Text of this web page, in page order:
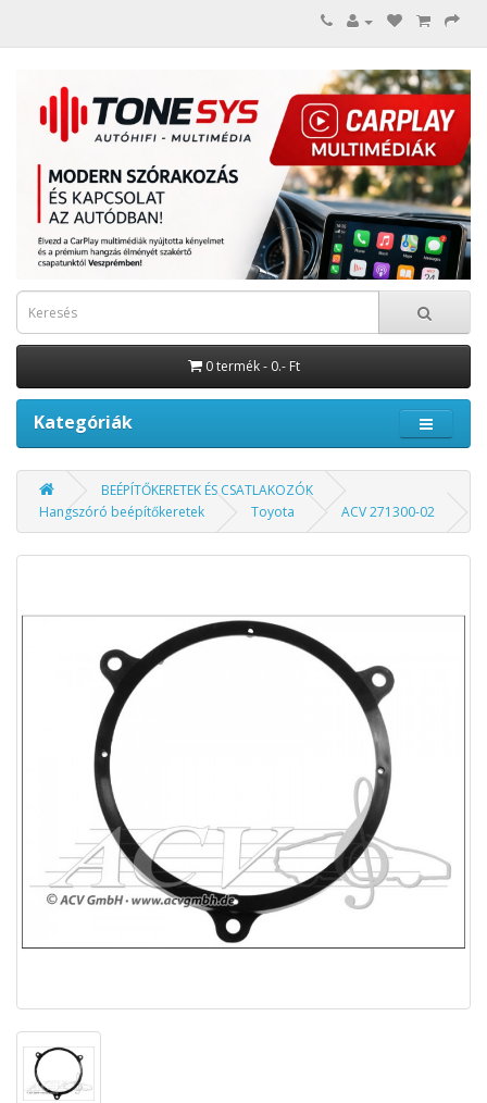
0 termék - 0.- Ft
Kategóriák
BEÉPÍTŐKERETEK ÉS CSATLAKOZÓK
Hangszóró beépítőkeretek
Toyota ACV 271300-02